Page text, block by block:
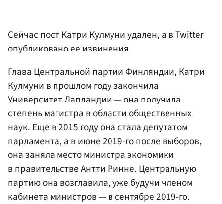
Сейчас пост Катри Кулмуни удален, а в Twitter
опубликовано ее извинения.
Глава Центральной партии Финляндии, Катри
Кулмуни в прошлом году закончила
Университет Лапландии — она получила
степень магистра в области общественных
наук. Еще в 2015 году она стала депутатом
парламента, а в июне 2019-го после выборов,
она заняла место министра экономики
в правительстве Антти Ринне. Центральную
партию она возглавила, уже будучи членом
кабинета министров — в сентябре 2019-го.